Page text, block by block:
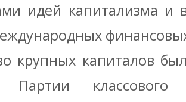
идей капитализма и
крупных капиталов
Партии классового